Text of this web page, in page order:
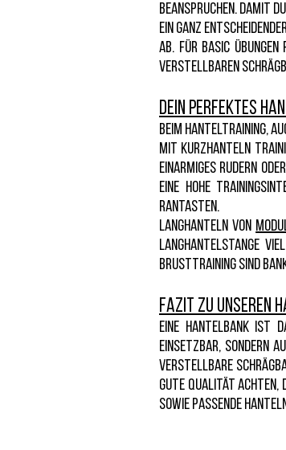
beanspruchen. Damit
Ein ganz
ab. Für Basic
verstellbaren
Dein perfektes
Beim Hanteltraining,
Mit Kurzhanteln
einarmiges Rudern
eine hohe
rantasten.
Langhanteln von
Langhantelstange
Brusttraining sind
Fazit zu unseren
Eine Hantelbank ist
einsetzbar, sondern
verstellbare
gute Qualität achten,
sowie passende